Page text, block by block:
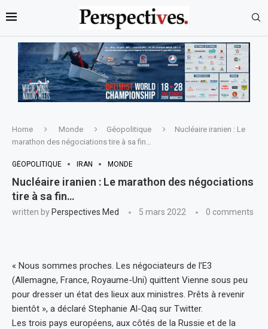
Home Monde Géopolitique
Nucléaire iranien : Le
marathon des négociations tire à sa fin…
GÉOPOLITIQUE IRAN MONDE
Nucléaire iranien : Le marathon des négociations
tire à sa fin…
written by Perspectives Med 5 mars 2022 0 comments
« Nous sommes proches. Les négociateurs de l’E3
(Allemagne, France, Royaume-Uni) quittent Vienne sous peu
pour dresser un état des lieux aux ministres. Prêts à revenir
bientôt », a déclaré Stephanie Al-Qaq sur Twitter.
Les trois pays européens, aux côtés de la Russie et de la